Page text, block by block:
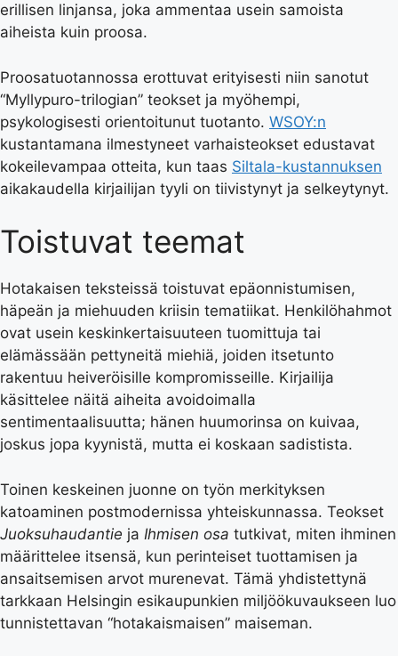
erillisen linjansa, joka ammentaa usein samoista
aiheista kuin proosa.
Proosatuotannossa erottuvat erityisesti niin sanotut
“Myllypuro-trilogian” teokset ja myöhempi,
psykologisesti orientoitunut tuotanto. WSOY:n
kustantamana ilmestyneet varhaisteokset edustavat
kokeilevampaa otteita, kun taas Siltala-kustannuksen
aikakaudella kirjailijan tyyli on tiivistynyt ja selkeytynyt.
Toistuvat teemat
Hotakaisen teksteissä toistuvat epäonnistumisen,
häpeän ja miehuuden kriisin tematiikat. Henkilöhahmot
ovat usein keskinkertaisuuteen tuomittuja tai
elämässään pettyneitä miehiä, joiden itsetunto
rakentuu heiveröisille kompromisseille. Kirjailija
käsittelee näitä aiheita avoidoimalla
sentimentaalisuutta; hänen huumorinsa on kuivaa,
joskus jopa kyynistä, mutta ei koskaan sadistista.
Toinen keskeinen juonne on työn merkityksen
katoaminen postmodernissa yhteiskunnassa. Teokset
Juoksuhaudantie ja Ihmisen osa tutkivat, miten ihminen
määrittelee itsensä, kun perinteiset tuottamisen ja
ansaitsemisen arvot murenevat. Tämä yhdistettynä
tarkkaan Helsingin esikaupunkien miljöökuvaukseen luo
tunnistettavan “hotakaismaisen” maiseman.